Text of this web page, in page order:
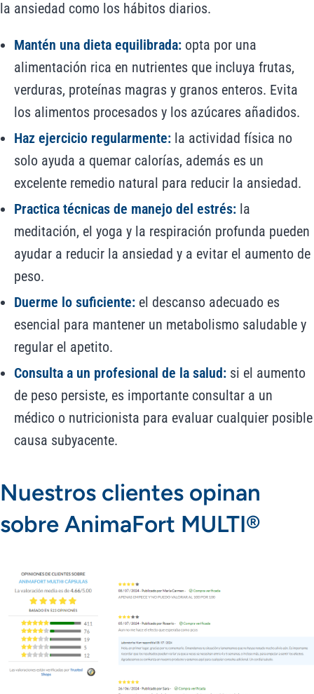
la ansiedad como los hábitos diarios.
Mantén una dieta equilibrada: opta por una
alimentación rica en nutrientes que incluya frutas,
verduras, proteínas magras y granos enteros. Evita
los alimentos procesados y los azúcares añadidos.
Haz ejercicio regularmente: la actividad física no
solo ayuda a quemar calorías, además es un
excelente remedio natural para reducir la ansiedad.
Practica técnicas de manejo del estrés: la
meditación, el yoga y la respiración profunda pueden
ayudar a reducir la ansiedad y a evitar el aumento de
peso.
Duerme lo suficiente: el descanso adecuado es
esencial para mantener un metabolismo saludable y
regular el apetito.
Consulta a un profesional de la salud: si el aumento
de peso persiste, es importante consultar a un
médico o nutricionista para evaluar cualquier posible
causa subyacente.
Nuestros clientes opinan
sobre AnimaFort MULTI®